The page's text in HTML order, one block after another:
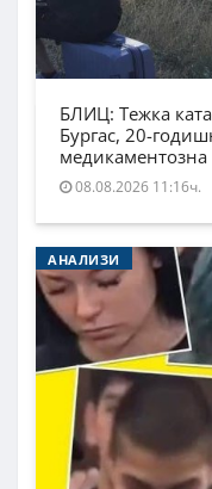
БЛИЦ: Тежка
Бургас, 20-
08.08.2026 11:16ч.
АНАЛИЗИ